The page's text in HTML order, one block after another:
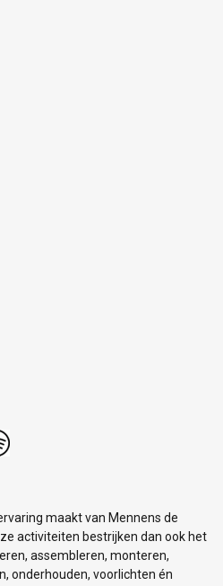
maakt van Mennens de
activiteiten bestrijken dan ook het
assembleren, monteren,
onderhouden, voorlichten én